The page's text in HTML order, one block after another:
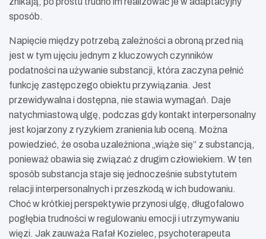
sposób.
Napięcie między potrzebą zależności a obroną przed nią
jest w tym ujęciu jednym z kluczowych czynników
podatności na używanie substancji, która zaczyna pełnić
funkcję zastępczego obiektu przywiązania. Jest
przewidywalna i dostępna, nie stawia wymagań. Daje
natychmiastową ulgę, podczas gdy kontakt interpersonalny
jest kojarzony z ryzykiem zranienia lub oceną. Można
powiedzieć, że osoba uzależniona „wiąże się” z substancją,
ponieważ obawia się związać z drugim człowiekiem. W ten
sposób substancja staje się jednocześnie substytutem
relacji interpersonalnych i przeszkodą w ich budowaniu.
Choć w krótkiej perspektywie przynosi ulgę, długofalowo
pogłębia trudności w regulowaniu emocji i utrzymywaniu
więzi. Jak zauważa Rafał Kozielec, psychoterapeuta